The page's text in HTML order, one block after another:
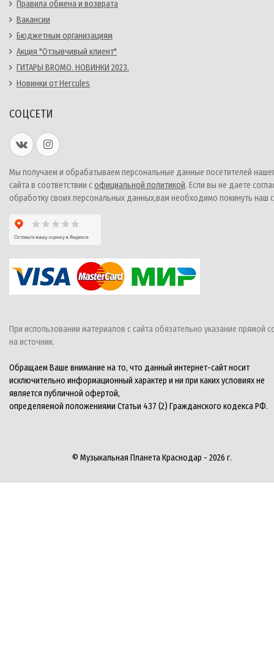
Правила обмена и возврата
Вакансии
Бюджетным организациям
Акция "Отзывчивый клиент"
ГИТАРЫ BROMO. НОВИНКИ 2023.
Новинки от Hercules
СОЦСЕТИ
Мы получаем и обрабатываем персональные данные посетителей
сайта в соответствии софициальной политикой. Если вы не даете
обработку своих персональных данных,вам необходимо покинуть наш
При использовании материалов с сайта обязательно указание прямой
на источник.
Обращаем Ваше внимание на то, что данный интернет-сайт носит
исключительно информационный характер и ни при каких условиях не
является публичной офертой,
определяемой положениями Статьи 437 (2) Гражданского кодекса РФ.
© Музыкальная Планета Краснодар - 2026 г.